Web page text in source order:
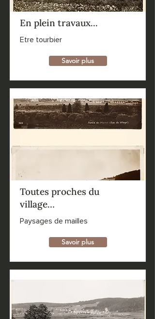
En plein travaux...
Etre tourbier
Savoir plus
Toutes proches du
village…
Paysages de mailles
Savoir plus